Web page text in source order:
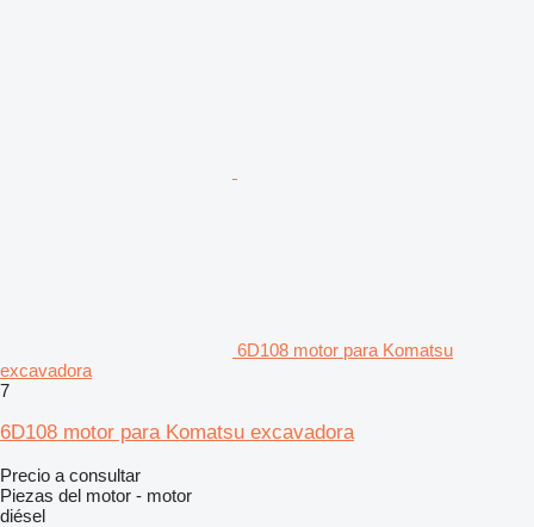
6D108 motor para Komatsu
excavadora
7
6D108 motor para Komatsu excavadora
Precio a consultar
Piezas del motor - motor
diésel